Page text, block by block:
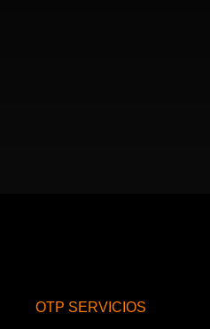
OTP SERVICIOS